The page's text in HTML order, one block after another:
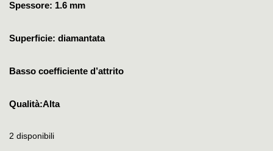
Spessore: 1.6 mm
Superficie: diamantata
Basso coefficiente d’attrito
Qualità:Alta
2 disponibili